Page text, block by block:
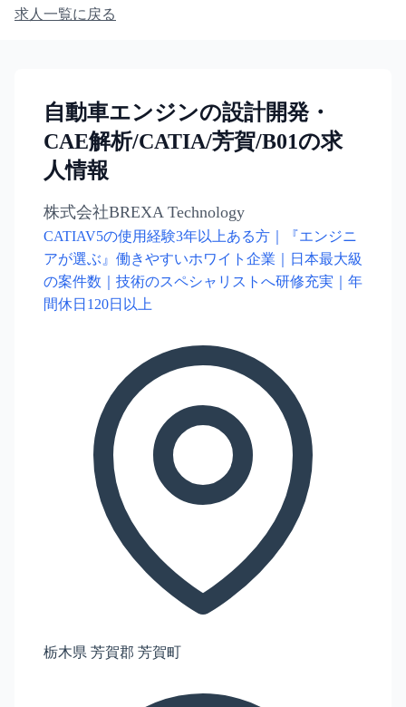
求人一覧に戻る
自動車エンジンの設計開発・
CAE解析/CATIA/芳賀/B01の求
人情報
株式会社BREXA Technology
CATIAV5の使用経験3年以上ある方｜『エンジニ
アが選ぶ』働きやすいホワイト企業｜日本最大級
の案件数｜技術のスペシャリストへ研修充実｜年
間休日120日以上
栃木県 芳賀郡 芳賀町